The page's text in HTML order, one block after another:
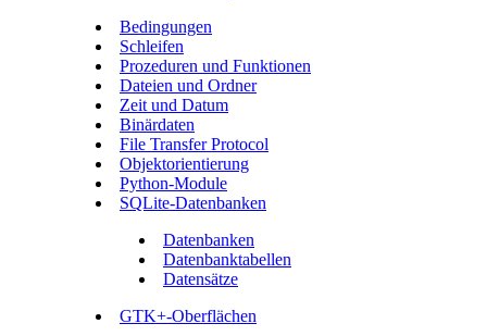
Bedingungen
Schleifen
Prozeduren und Funktionen
Dateien und Ordner
Zeit und Datum
Binärdaten
File Transfer Protocol
Objektorientierung
Python-Module
SQLite-Datenbanken
Datenbanken
Datenbanktabellen
Datensätze
GTK+-Oberflächen